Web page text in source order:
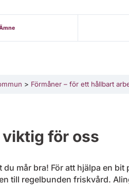
Förmåner – för ett hållbart
viktig för oss
mår bra! För att hjälpa en bit
till regelbunden friskvård.